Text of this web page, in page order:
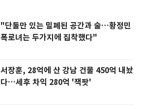
"단둘만 있는 밀폐된 공간과 술…황정민
폭로녀는 두가지에 집착했다"
서장훈, 28억에 산 강남 건물 450억 내놨
다…세후 차익 280억 '잭팟'